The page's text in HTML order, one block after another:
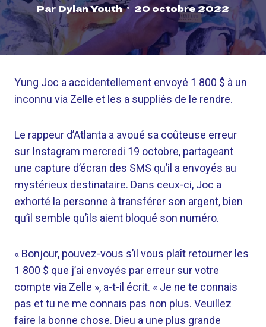
Par Dylan Youth 20 octobre 2022
Yung Joc a accidentellement envoyé 1 800 $ à un
inconnu via Zelle et les a suppliés de le rendre.
Le rappeur d’Atlanta a avoué sa coûteuse erreur
sur Instagram mercredi 19 octobre, partageant
une capture d’écran des SMS qu’il a envoyés au
mystérieux destinataire. Dans ceux-ci, Joc a
exhorté la personne à transférer son argent, bien
qu’il semble qu’ils aient bloqué son numéro.
« Bonjour, pouvez-vous s’il vous plaît retourner les
1 800 $ que j’ai envoyés par erreur sur votre
compte via Zelle », a-t-il écrit. « Je ne te connais
pas et tu ne me connais pas non plus. Veuillez
faire la bonne chose. Dieu a une plus grande